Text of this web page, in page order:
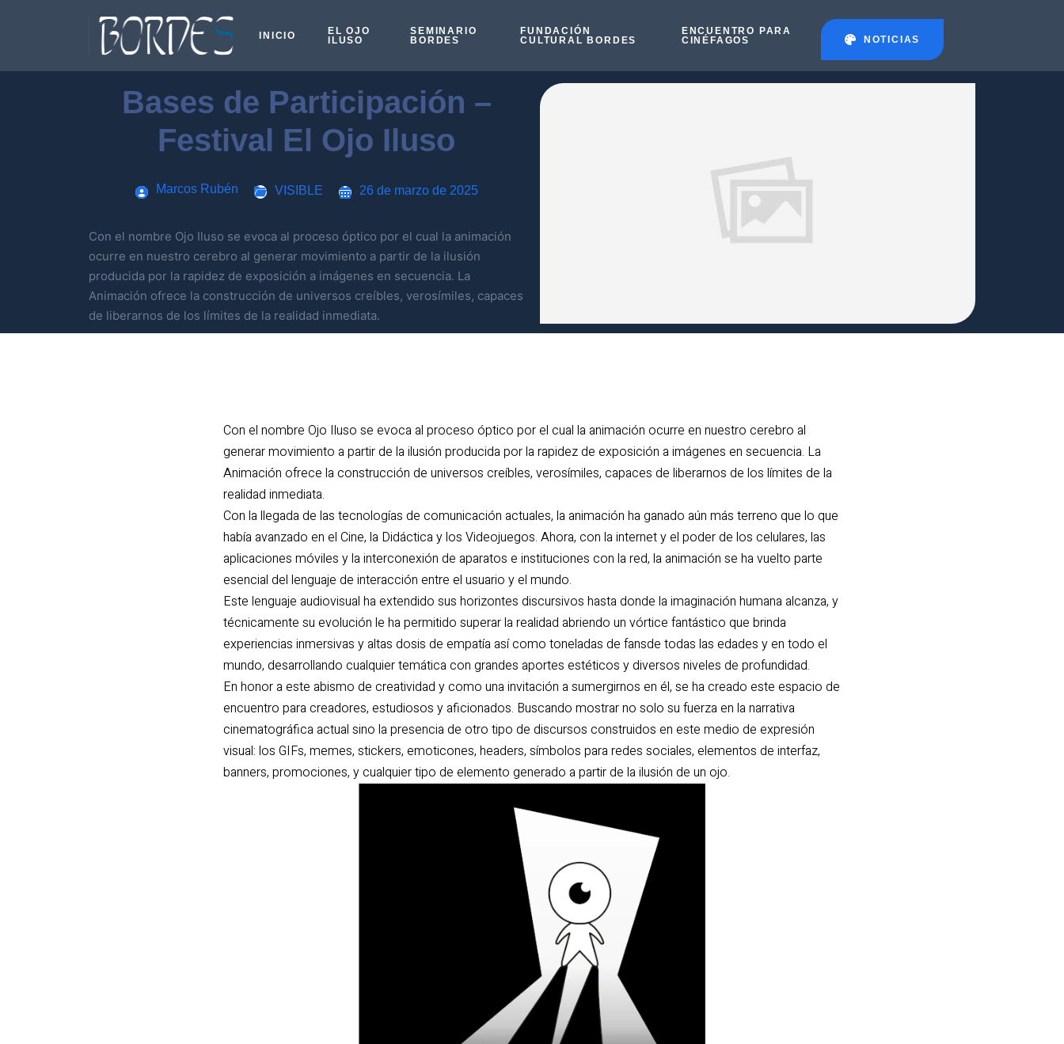
INICIO
EL OJO
ILUSO
SEMINARIO
BORDES
FUNDACIÓN
CULTURAL BORDES
ENCUENTRO PARA
CINÉFAGOS
NOTICIAS
Bases de Participación –
Festival El Ojo Iluso
Marcos Rubén VISIBLE 26 de marzo de 2025
Con el nombre Ojo Iluso se evoca al proceso óptico por el cual la animación
ocurre en nuestro cerebro al generar movimiento a partir de la ilusión
producida por la rapidez de exposición a imágenes en secuencia. La
Animación ofrece la construcción de universos creíbles, verosímiles, capaces
de liberarnos de los límites de la realidad inmediata.
Con el nombre Ojo Iluso se evoca al proceso óptico por el cual la animación ocurre en nuestro cerebro al
generar movimiento a partir de la ilusión producida por la rapidez de exposición a imágenes en secuencia. La
Animación ofrece la construcción de universos creíbles, verosímiles, capaces de liberarnos de los límites de la
realidad inmediata.
Con la llegada de las tecnologías de comunicación actuales, la animación ha ganado aún más terreno que lo que
había avanzado en el Cine, la Didáctica y los Videojuegos. Ahora, con la internet y el poder de los celulares, las
aplicaciones móviles y la interconexión de aparatos e instituciones con la red, la animación se ha vuelto parte
esencial del lenguaje de interacción entre el usuario y el mundo.
Este lenguaje audiovisual ha extendido sus horizontes discursivos hasta donde la imaginación humana alcanza, y
técnicamente su evolución le ha permitido superar la realidad abriendo un vórtice fantástico que brinda
experiencias inmersivas y altas dosis de empatía así como toneladas de fansde todas las edades y en todo el
mundo, desarrollando cualquier temática con grandes aportes estéticos y diversos niveles de profundidad.
En honor a este abismo de creatividad y como una invitación a sumergirnos en él, se ha creado este espacio de
encuentro para creadores, estudiosos y aficionados. Buscando mostrar no solo su fuerza en la narrativa
cinematográfica actual sino la presencia de otro tipo de discursos construidos en este medio de expresión
visual: los GIFs, memes, stickers, emoticones, headers, símbolos para redes sociales, elementos de interfaz,
banners, promociones, y cualquier tipo de elemento generado a partir de la ilusión de un ojo.